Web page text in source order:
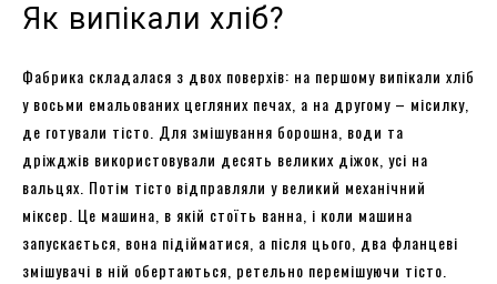
Як випікали хліб?
Фабрика складалася з двох поверхів: на першому випікали хліб
у восьми емальованих цегляних печах, а на другому – місилку,
де готували тісто. Для змішування борошна, води та
дріжджів використовували десять великих діжок, усі на
вальцях. Потім тісто відправляли у великий механічний
міксер. Це машина, в якій стоїть ванна, і коли машина
запускається, вона підійматися, а після цього, два фланцеві
змішувачі в ній обертаються, ретельно перемішуючи тісто.